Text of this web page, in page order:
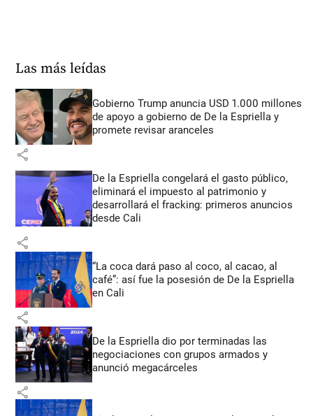
Las más leídas
Gobierno Trump anuncia USD 1.000 millones
de apoyo a gobierno de De la Espriella y
promete revisar aranceles
share
De la Espriella congelará el gasto público,
eliminará el impuesto al patrimonio y
desarrollará el fracking: primeros anuncios
desde Cali
share
“La coca dará paso al coco, al cacao, al
café”: así fue la posesión de De la Espriella
en Cali
share
De la Espriella dio por terminadas las
negociaciones con grupos armados y
anunció megacárceles
share